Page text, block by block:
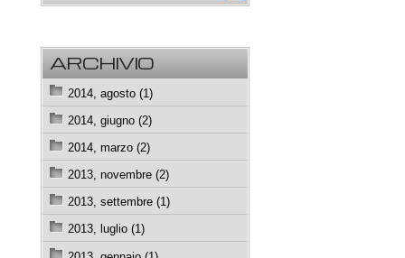
ARCHIVIO
2014, agosto (1)
2014, giugno (2)
2014, marzo (2)
2013, novembre (2)
2013, settembre (1)
2013, luglio (1)